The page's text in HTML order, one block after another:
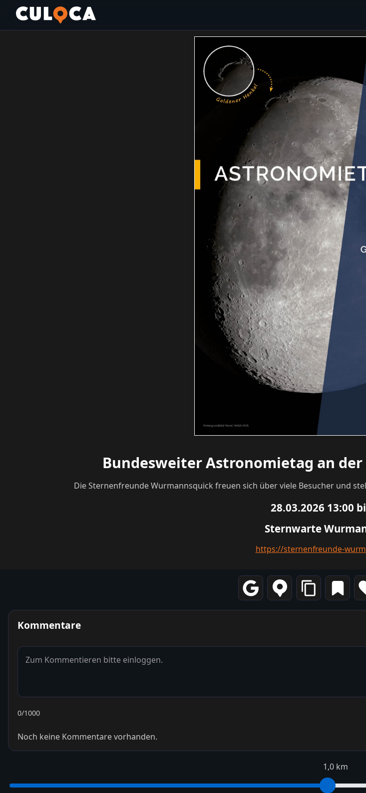
Bundesweiter Astronomietag an
Die Sternenfreunde Wurmannsquick freuen sich über viele Besucher und
28.03.2026 13:00
Sternwarte
https://sternenfreunde-
Kommentare
0/1000
Noch keine Kommentare vorhanden.
1,0 km